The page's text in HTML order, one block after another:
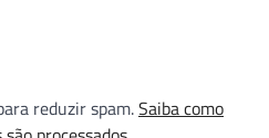
reduzir spam.Saiba como